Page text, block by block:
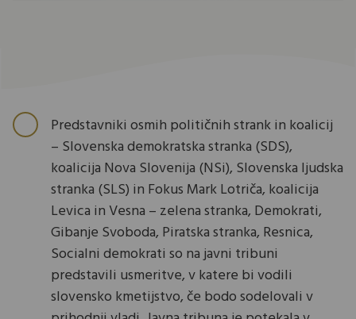
Predstavniki osmih političnih strank in koalicij
– Slovenska demokratska stranka (SDS),
koalicija Nova Slovenija (NSi), Slovenska ljudska
stranka (SLS) in Fokus Mark Lotriča, koalicija
Levica in Vesna – zelena stranka, Demokrati,
Gibanje Svoboda, Piratska stranka, Resnica,
Socialni demokrati so na javni tribuni
predstavili usmeritve, v katere bi vodili
slovensko kmetijstvo, če bodo sodelovali v